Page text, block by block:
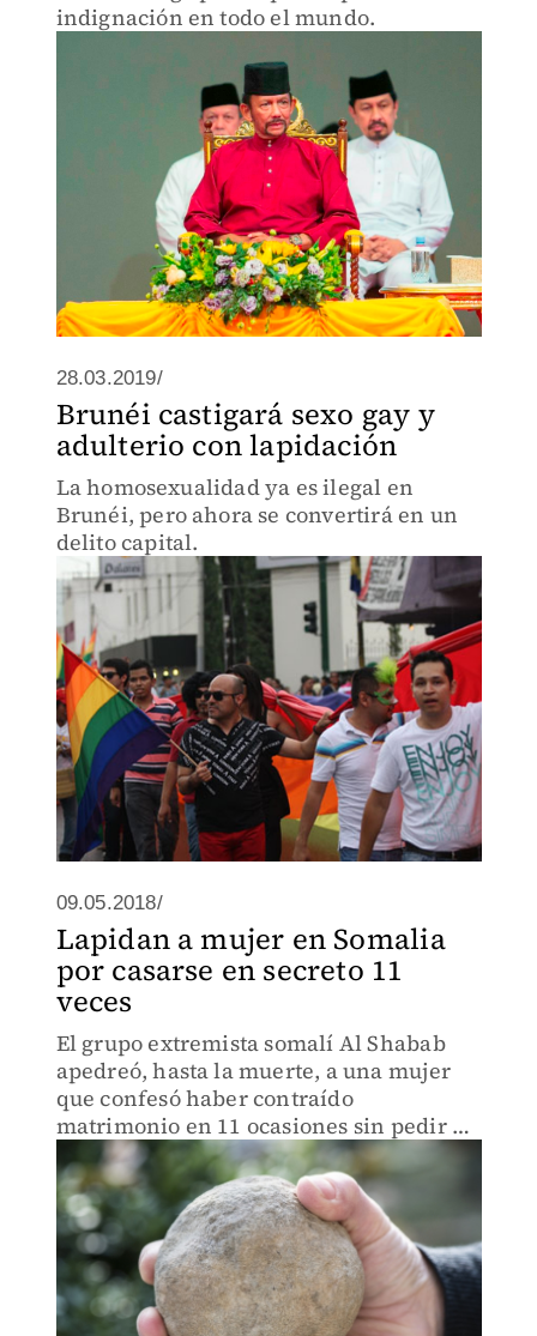
indignación en todo el mundo.
28.03.2019/
Brunéi castigará sexo gay y
adulterio con lapidación
La homosexualidad ya es ilegal en
Brunéi, pero ahora se convertirá en un
delito capital.
09.05.2018/
Lapidan a mujer en Somalia
por casarse en secreto 11
veces
El grupo extremista somalí Al Shabab
apedreó, hasta la muerte, a una mujer
que confesó haber contraído
matrimonio en 11 ocasiones sin pedir el
divorcio; fue ejecutada en una plaza
pública.